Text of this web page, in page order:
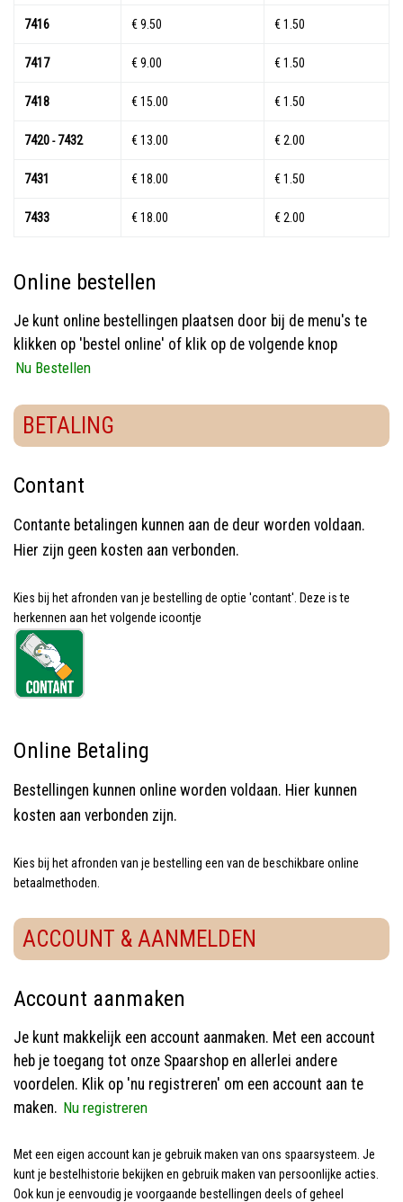
7416 € 9.50 € 1.50
7417 € 9.00 € 1.50
7418 € 15.00 € 1.50
7420- 7432 € 13.00 € 2.00
7431 € 18.00 € 1.50
7433 € 18.00 € 2.00
Online bestellen
Je kunt online bestellingen plaatsen door bij de menu's te
klikken op 'bestel online' of klik op de volgende knop
Nu Bestellen
BETALING
Contant
Contante betalingen kunnen aan de deur worden voldaan.
Hier zijn geen kosten aan verbonden.
Kies bij het afronden van je bestelling de optie 'contant'. Deze is te
herkennen aan het volgende icoontje
Online Betaling
Bestellingen kunnen online worden voldaan. Hier kunnen
kosten aan verbonden zijn.
Kies bij het afronden van je bestelling een van de beschikbare online
betaalmethoden.
ACCOUNT & AANMELDEN
Account aanmaken
Je kunt makkelijk een account aanmaken. Met een account
heb je toegang tot onze Spaarshop en allerlei andere
voordelen. Klik op 'nu registreren' om een account aan te
maken. Nu registreren
Met een eigen account kan je gebruik maken van ons spaarsysteem. Je
kunt je bestelhistorie bekijken en gebruik maken van persoonlijke acties.
Ook kun je eenvoudig je voorgaande bestellingen deels of geheel